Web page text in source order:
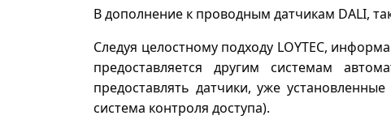
В дополнение к проводным датчикам DALI,
Следуя целостному подходу LOYTEC,
предоставляется другим системам
предоставлять датчики, уже
система контроля доступа).